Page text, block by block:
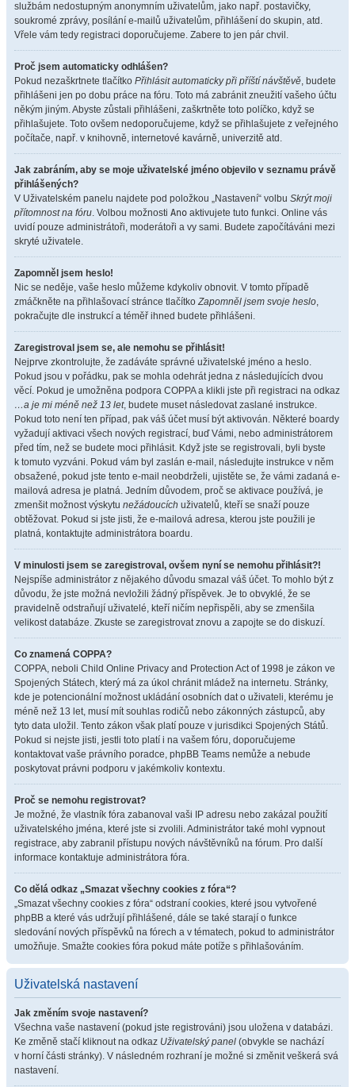
službám nedostupným anonymním uživatelům, jako např. postavičky,
soukromé zprávy, posílání e-mailů uživatelům, přihlášení do skupin, atd.
Vřele vám tedy registraci doporučujeme. Zabere to jen pár chvil.
Proč jsem automaticky odhlášen?
Pokud nezaškrtnete tlačítko Přihlásit automaticky při příští návštěvě, budete
přihlášeni jen po dobu práce na fóru. Toto má zabránit zneužití vašeho účtu
někým jiným. Abyste zůstali přihlášeni, zaškrtněte toto políčko, když se
přihlašujete. Toto ovšem nedoporučujeme, když se přihlašujete z veřejného
počítače, např. v knihovně, internetové kavárně, univerzitě atd.
Jak zabráním, aby se moje uživatelské jméno objevilo v seznamu právě
přihlášených?
V Uživatelském panelu najdete pod položkou „Nastavení“ volbu Skrýt moji
přítomnost na fóru. Volbou možnosti Ano aktivujete tuto funkci. Online vás
uvidí pouze administrátoři, moderátoři a vy sami. Budete započítáváni mezi
skryté uživatele.
Zapomněl jsem heslo!
Nic se neděje, vaše heslo můžeme kdykoliv obnovit. V tomto případě
zmáčkněte na přihlašovací stránce tlačítkoZapomněl jsem svoje heslo,
pokračujte dle instrukcí a téměř ihned budete přihlášeni.
Zaregistroval jsem se, ale nemohu se přihlásit!
Nejprve zkontrolujte, že zadáváte správné uživatelské jméno a heslo.
Pokud jsou v pořádku, pak se mohla odehrát jedna z následujících dvou
věcí. Pokud je umožněna podpora COPPA a klikli jste při registraci na odkaz
…a je mi méně než 13 let, budete muset následovat zaslané instrukce.
Pokud toto není ten případ, pak váš účet musí být aktivován. Některé boardy
vyžadují aktivaci všech nových registrací, buď Vámi, nebo administrátorem
před tím, než se budete moci přihlásit. Když jste se registrovali, byli byste
k tomuto vyzváni. Pokud vám byl zaslán e-mail, následujte instrukce v něm
obsažené, pokud jste tento e-mail neobdrželi, ujistěte se, že vámi zadaná e-
mailová adresa je platná. Jedním důvodem, proč se aktivace používá, je
zmenšit možnost výskytu nežádoucích uživatelů, kteří se snaží pouze
obtěžovat. Pokud si jste jisti, že e-mailová adresa, kterou jste použili je
platná, kontaktujte administrátora boardu.
V minulosti jsem se zaregistroval, ovšem nyní se nemohu přihlásit?!
Nejspíše administrátor z nějakého důvodu smazal váš účet. To mohlo být z
důvodu, že jste možná nevložili žádný příspěvek. Je to obvyklé, že se
pravidelně odstraňují uživatelé, kteří ničím nepřispěli, aby se zmenšila
velikost databáze. Zkuste se zaregistrovat znovu a zapojte se do diskuzí.
Co znamená COPPA?
COPPA, neboli Child Online Privacy and Protection Act of 1998 je zákon ve
Spojených Státech, který má za úkol chránit mládež na internetu. Stránky,
kde je potencionální možnost ukládání osobních dat o uživateli, kterému je
méně než 13 let, musí mít souhlas rodičů nebo zákonných zástupců, aby
tyto data uložil. Tento zákon však platí pouze v jurisdikci Spojených Států.
Pokud si nejste jisti, jestli toto platí i na vašem fóru, doporučujeme
kontaktovat vaše právního poradce, phpBB Teams nemůže a nebude
poskytovat právni podporu v jakémkoliv kontextu.
Proč se nemohu registrovat?
Je možné, že vlastník fóra zabanoval vaši IP adresu nebo zakázal použití
uživatelského jména, které jste si zvolili. Administrátor také mohl vypnout
registrace, aby zabranil přístupu nových návštěvníků na fórum. Pro další
informace kontaktuje administrátora fóra.
Co dělá odkaz „Smazat všechny cookies z fóra“?
„Smazat všechny cookies z fóra“ odstraní cookies, které jsou vytvořené
phpBB a které vás udržují přihlášené, dále se také starají o funkce
sledování nových příspěvků na fórech a v tématech, pokud to administrátor
umožňuje. Smažte cookies fóra pokud máte potíže s přihlašováním.
Uživatelská nastavení
Jak změním svoje nastavení?
Všechna vaše nastavení (pokud jste registrováni) jsou uložena v databázi.
Ke změně stačí kliknout na odkaz Uživatelský panel (obvykle se nachází
v horní části stránky). V následném rozhraní je možné si změnit veškerá svá
nastavení.